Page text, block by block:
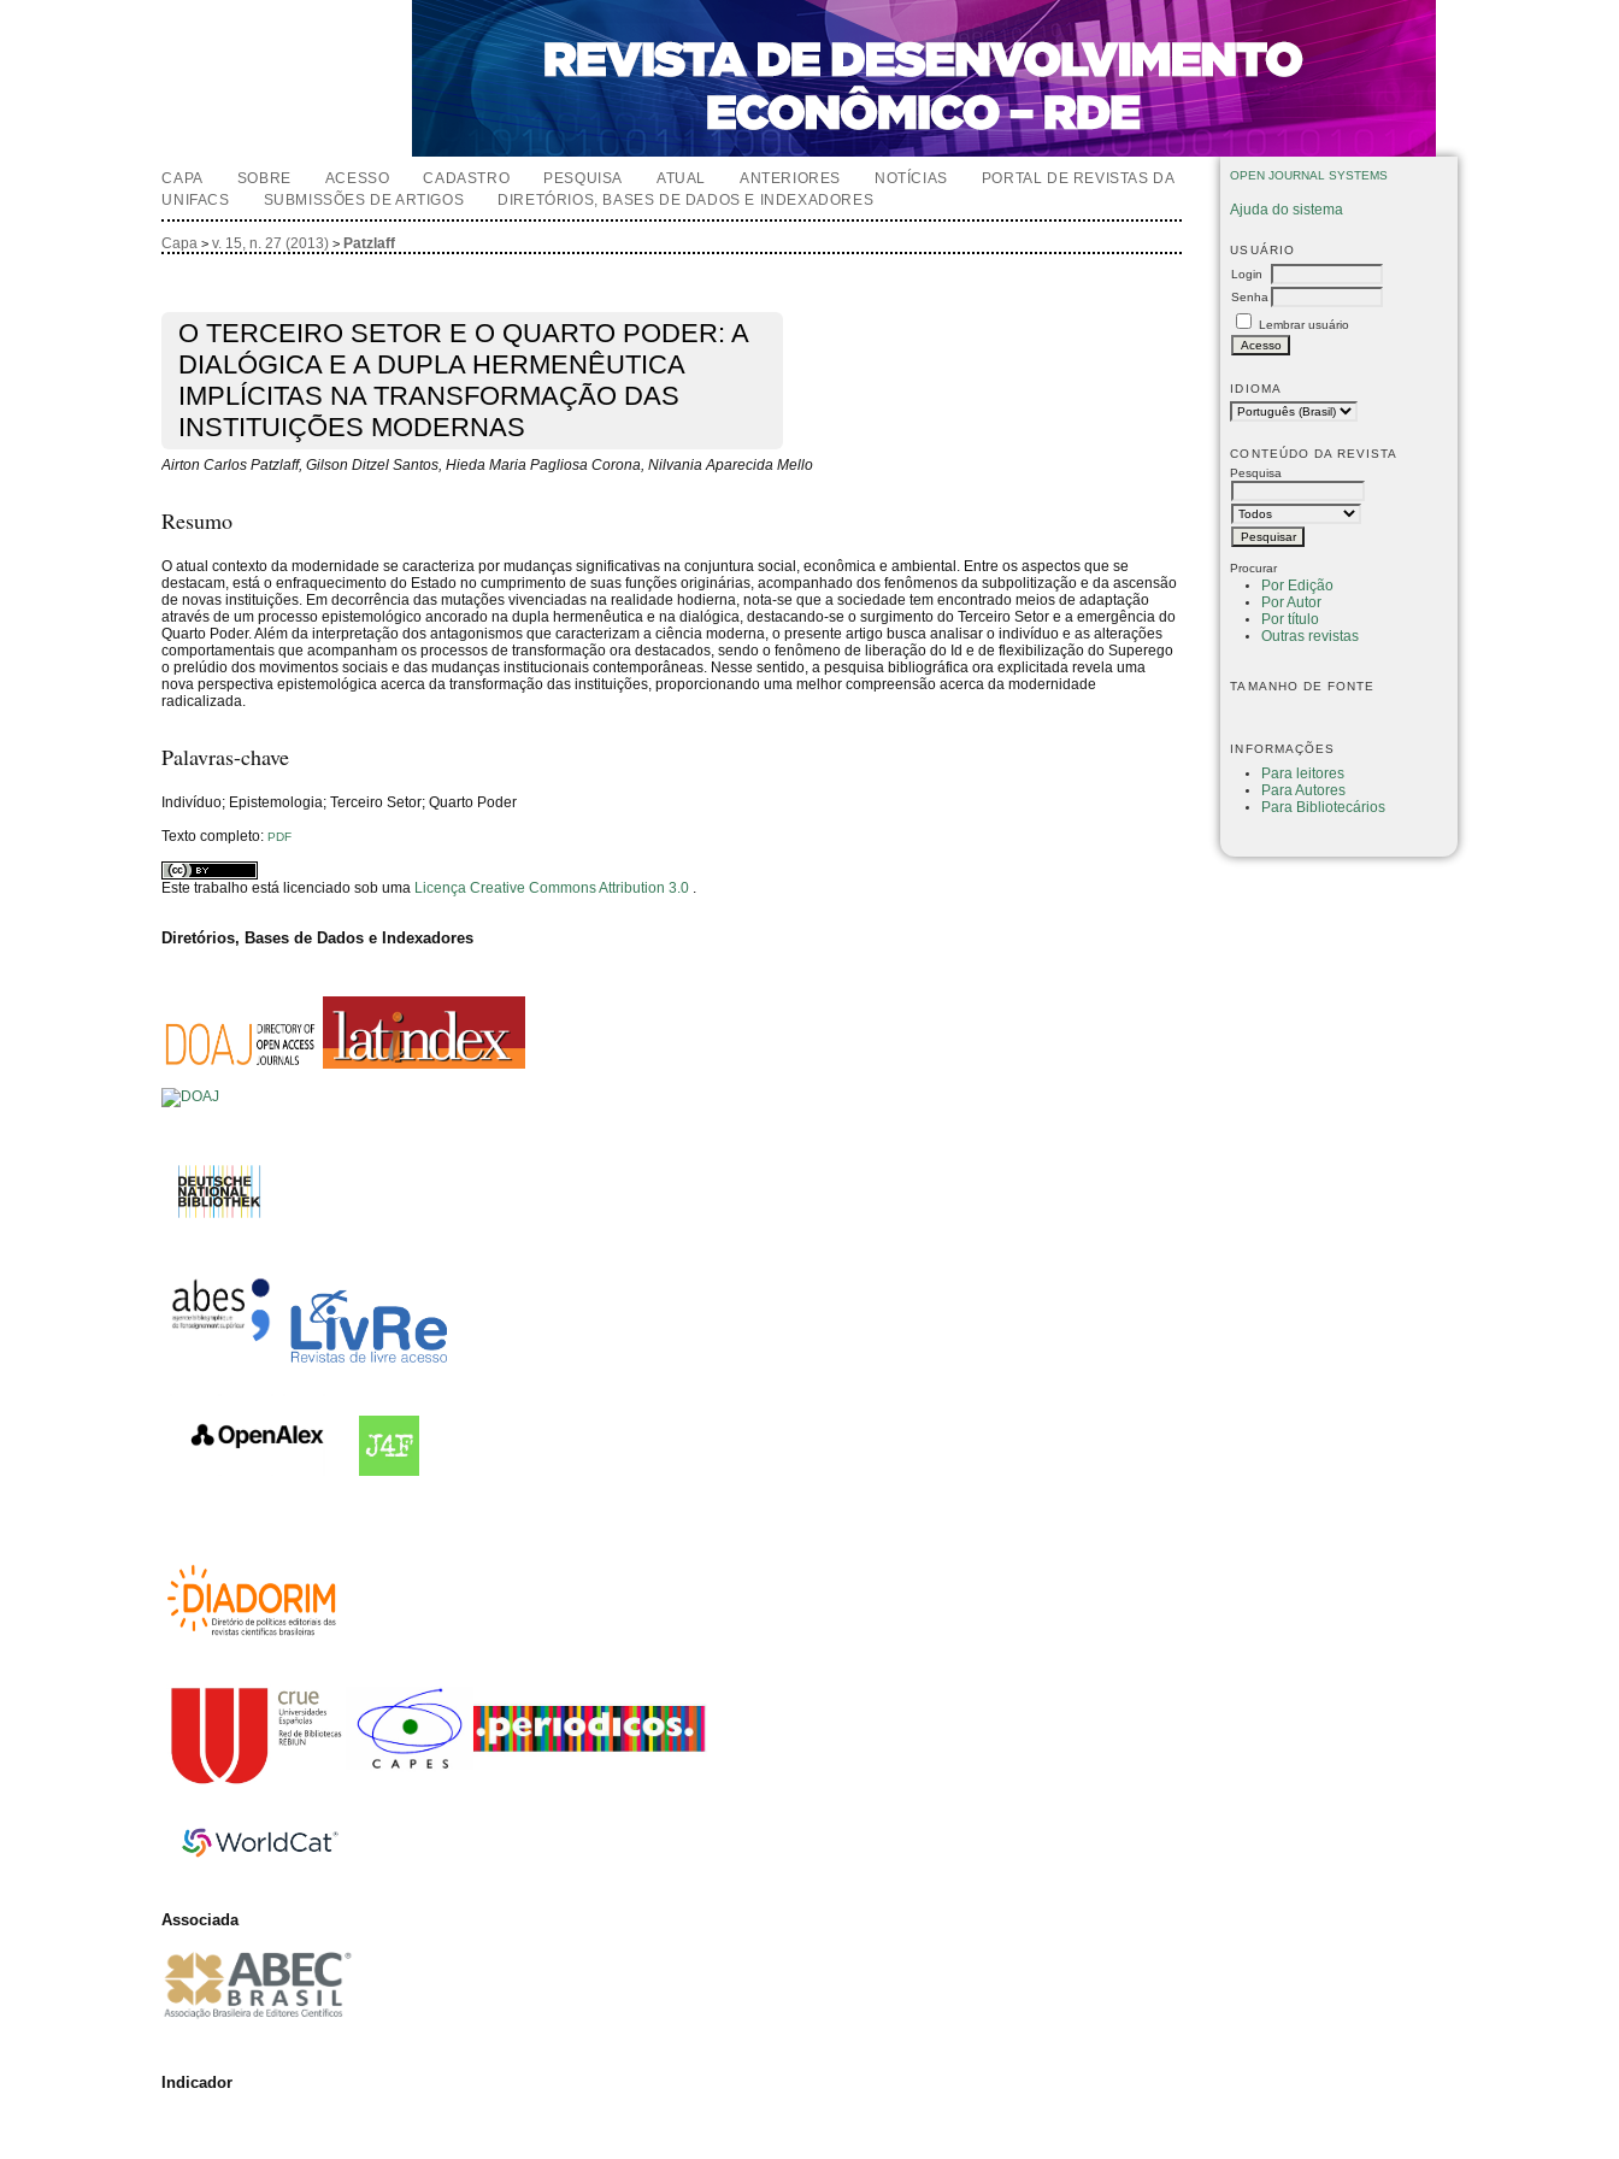
OPEN JOURNAL SYSTEMS
Ajuda do sistema
USUÁRIO
Login
Senha
Lembrar usuário
IDIOMA
CONTEÚDO DA REVISTA
Pesquisa
Procurar
Por Edição
Por Autor
Por título
Outras revistas
TAMANHO DE FONTE
INFORMAÇÕES
Para leitores
Para Autores
Para Bibliotecários
CAPA SOBRE ACESSO CADASTRO PESQUISA ATUAL ANTERIORES NOTÍCIAS
PORTAL DE REVISTAS DA
UNIFACS
SUBMISSÕES DE ARTIGOS DIRETÓRIOS, BASES DE DADOS E INDEXADORES
Capa >v. 15, n. 27 (2013) > Patzlaff
O TERCEIRO SETOR E O QUARTO PODER: A
DIALÓGICA E A DUPLA HERMENÊUTICA
IMPLÍCITAS NA TRANSFORMAÇÃO DAS
INSTITUIÇÕES MODERNAS
Airton Carlos Patzlaff, Gilson Ditzel Santos, Hieda Maria Pagliosa Corona, Nilvania Aparecida Mello
Resumo
O atual contexto da modernidade se caracteriza por mudanças significativas na conjuntura social, econômica e ambiental. Entre os aspectos que se
destacam, está o enfraquecimento do Estado no cumprimento de suas funções originárias, acompanhado dos fenômenos da subpolitização e da ascensão
de novas instituições. Em decorrência das mutações vivenciadas na realidade hodierna, nota-se que a sociedade tem encontrado meios de adaptação
através de um processo epistemológico ancorado na dupla hermenêutica e na dialógica, destacando-se o surgimento do Terceiro Setor e a emergência do
Quarto Poder. Além da interpretação dos antagonismos que caracterizam a ciência moderna, o presente artigo busca analisar o indivíduo e as alterações
comportamentais que acompanham os processos de transformação ora destacados, sendo o fenômeno de liberação do Id e de flexibilização do Superego
o prelúdio dos movimentos sociais e das mudanças institucionais contemporâneas. Nesse sentido, a pesquisa bibliográfica ora explicitada revela uma
nova perspectiva epistemológica acerca da transformação das instituições, proporcionando uma melhor compreensão acerca da modernidade
radicalizada.
Palavras-chave
Indivíduo; Epistemologia; Terceiro Setor; Quarto Poder
Texto completo:PDF
Este trabalho está licenciado sob uma Licença Creative Commons Attribution 3.0
Diretórios, Bases de Dados e Indexadores
Associada
Indicador